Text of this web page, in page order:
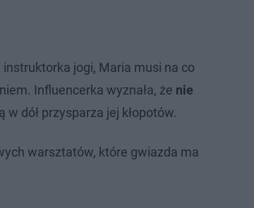
jogi, Maria musi na co
Influencerka wyznała, że nie
dół przysparza jej kłopotów.
warsztatów, które gwiazda ma